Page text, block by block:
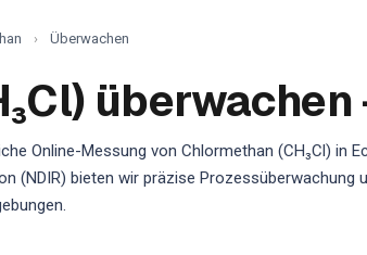
› Überwachen
Online-Messung von Chlormethan (CH₃Cl) in
(NDIR) bieten wir präzise Prozessüberwachung